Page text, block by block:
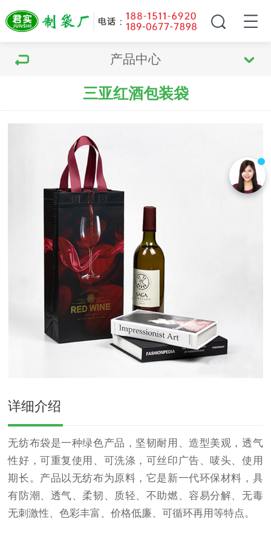
产品中心
三亚红酒包装袋
详细介绍
无纺布袋是一种绿色产品，坚韧耐用、造型美观，透气
性好，可重复使用、可洗涤，可丝印广告、唛头、使用
期长。产品以无纺布为原料，它是新一代环保材料，具
有防潮、透气、柔韧、质轻、不助燃、容易分解、无毒
无刺激性、色彩丰富、价格低廉、可循环再用等特点。